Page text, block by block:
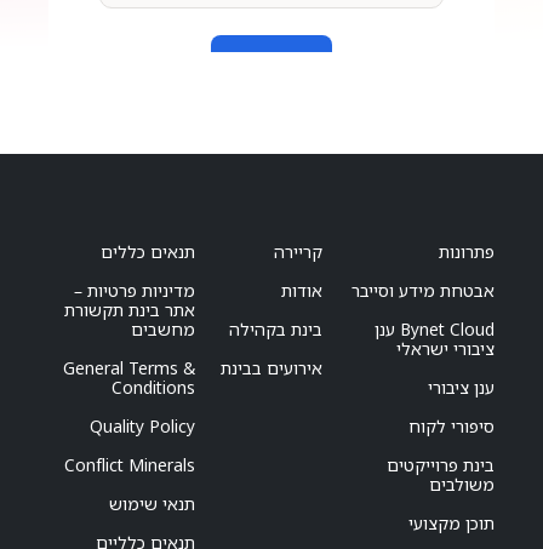
פתרונות
אבטחת מידע וסייבר
Bynet Cloud ענן
ציבורי ישראלי
ענן ציבורי
סיפורי לקוח
בינת פרוייקטים
משולבים
תוכן מקצועי
קריירה
אודות
בינת בקהילה
אירועים בבינת
תנאים כללים
מדיניות פרטיות –
אתר בינת תקשורת
מחשבים
General Terms &
Conditions
Quality Policy
Conflict Minerals
תנאי שימוש
תנאים כלליים